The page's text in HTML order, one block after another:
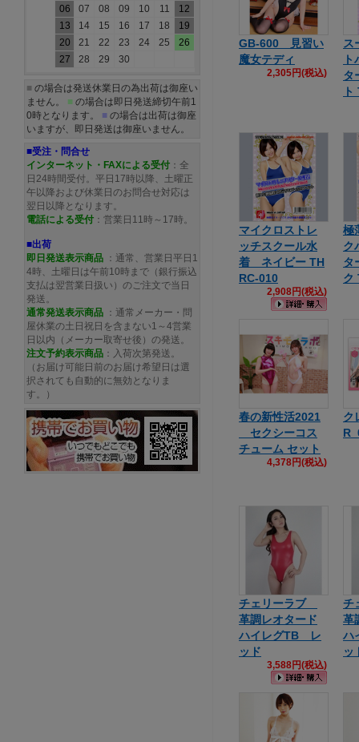
GB-600 見習い
魔女テディ
2,305円(税込)
ス
タ
マイクロストレ
ッチスクール水
着 ネイビー TH
RC-010
2,908円(税込)
極
ク
タ
ク
春の新性活2021
セクシーコス
チューム セット
4,378円(税込)
ク
チェリーラブ
革調レオタード
ハイレグTB レ
ッド
3,588円(税込)
チ
革
ハ
ッ
06
07 08 09 10 11
12
13
14 15 16 17 18
19
20
21 22 23 24 25
26
27
28 29 30
■ の場合は発送休業日の為出荷は御座い
ません。 ■ の場合は即日発送締切午前1
0時となります。 ■ の場合は出荷は御座
いますが、即日発送は御座いません。
■受注・問合せ
インターネット・FAXによる受付 ：全
日24時間受付。平日17時以降、土曜正
午以降および休業日のお問合せ対応は
翌日以降となります。
電話による受付 ：営業日11時～17時。
■出荷
即日発送表示商品 ：通常、営業日平日1
4時、土曜日は午前10時まで（銀行振込
支払は翌営業日扱い）のご注文で当日
発送。
通常発送表示商品 ：通常メーカー・問
屋休業の土日祝日を含まない1～4営業
日以内（メーカー取寄せ後）の発送。
注文予約表示商品 ：入荷次第発送。
（お届け可能日前のお届け希望日は選
択されても自動的に無効となりま
す。）